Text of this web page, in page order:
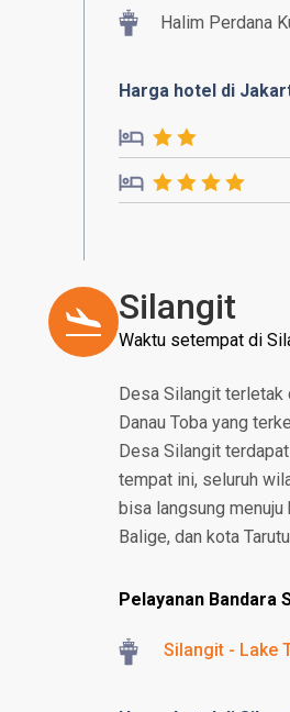
Halim Perdana
Harga hotel di
Silangit
Waktu setempat di
Desa Silangit terletak
Danau Toba yang
Desa Silangit
tempat ini, seluruh
bisa langsung
Balige, dan kota
Pelayanan Bandara
Silangit - Lake